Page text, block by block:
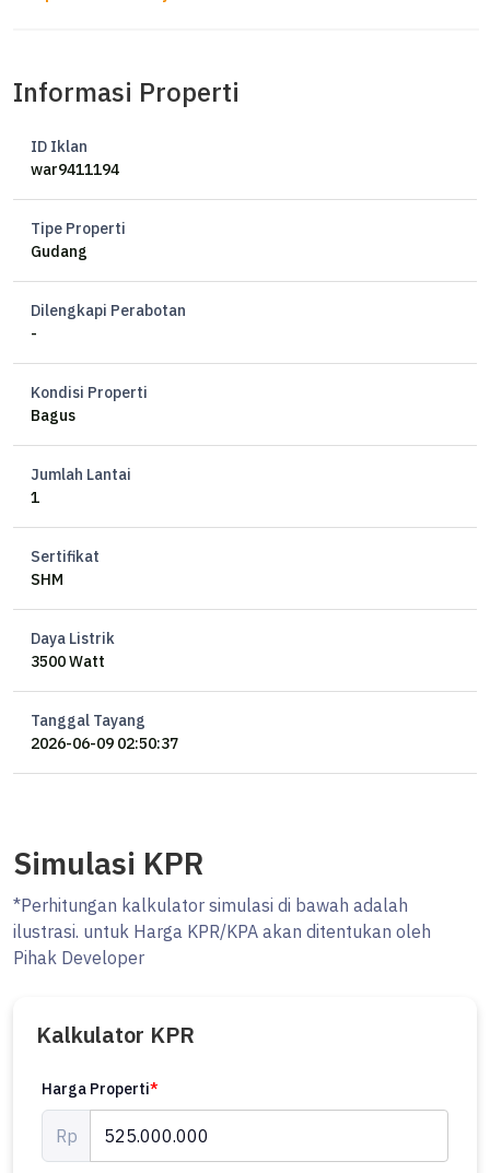
Area parkir luas
Informasi Properti
ID Iklan
war9411194
Tipe Properti
Gudang
Dilengkapi Perabotan
-
Kondisi Properti
Bagus
Jumlah Lantai
1
Sertifikat
SHM
Daya Listrik
3500 Watt
Tanggal Tayang
2026-06-09 02:50:37
Simulasi KPR
*Perhitungan kalkulator simulasi di bawah adalah
ilustrasi. untuk Harga KPR/KPA akan ditentukan oleh
Pihak Developer
Kalkulator KPR
Harga Properti*
Rp